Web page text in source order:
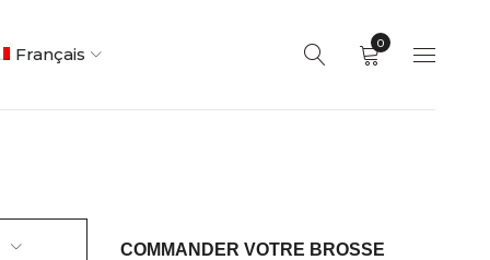
Français
0
COMMANDER VOTRE BROSSE